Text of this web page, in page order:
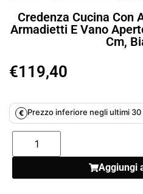
Credenza Cucina Con
Armadietti E Vano
Cm,
€119,40
€ Prezzo inferiore negli ultimi 30
Aggiungi